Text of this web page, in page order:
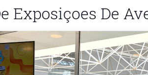
Exposiçoes De